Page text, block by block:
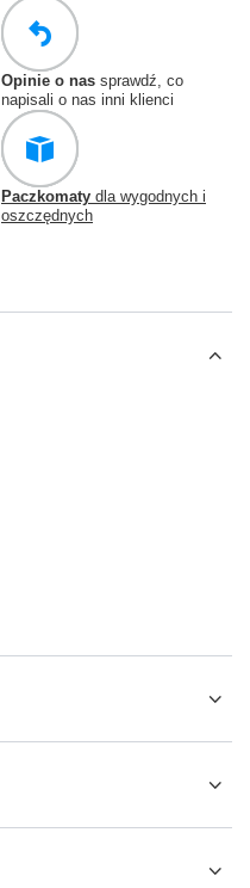
Opinie o nas sprawdź, co
napisali o nas inni klienci
Paczkomaty dla wygodnych i
oszczędnych